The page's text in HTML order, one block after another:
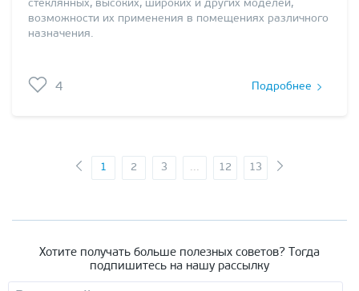
стеклянных, высоких, широких и других моделей,
возможности их применения в помещениях различного
назначения.
4 Подробнее
1 2 3 ... 12 13
Хотите получать больше полезных советов? Тогда
подпишитесь на нашу рассылку